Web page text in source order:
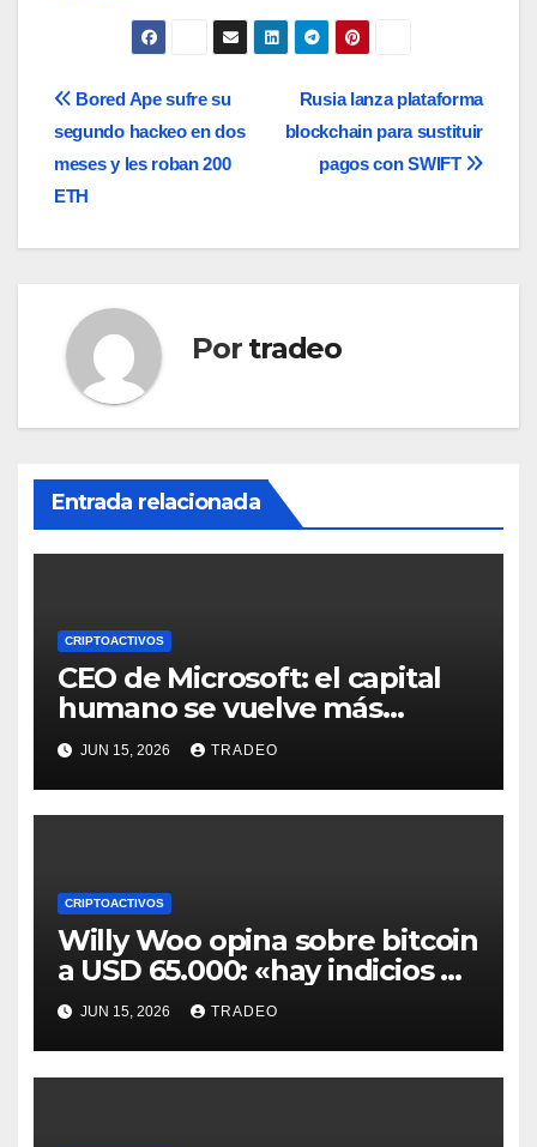
Navegación
de
entradas
Rusia lanza plataforma
blockchain para sustituir
pagos con SWIFT
Bored Ape sufre su
segundo hackeo en dos
meses y les roban 200
ETH
Por tradeo
Entrada relacionada
CRIPTOACTIVOS
CEO de Microsoft: el capital
humano se vuelve más
valioso a medida que crece la
IA
JUN 15, 2026 TRADEO
CRIPTOACTIVOS
Willy Woo opina sobre bitcoin
a USD 65.000: «hay indicios de
posible divergencia alcista»
JUN 15, 2026 TRADEO